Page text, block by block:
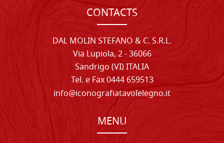
CONTACTS
DAL MOLIN STEFANO & C. S.R.L.
Via Lupiola, 2 - 36066
Sandrigo (VI) ITALIA
Tel. e Fax 0444 659513
info@iconografiatavolelegno.it
MENU